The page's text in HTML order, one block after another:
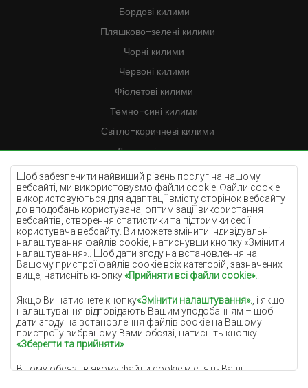
Щоб забезпечити найвищий рівень послуг на нашому
вебсайті, ми використовуємо файли cookie. Файли cookie
використовуються для адаптації вмісту сторінок вебсайту
до вподобань користувача, оптимізації використання
вебсайтів, створення статистики та підтримки сесії
користувача вебсайту. Ви можете змінити індивідуальні
налаштування файлів cookie, натиснувши кнопку «Змінити
налаштування».. Щоб дати згоду на встановлення на
Вашому пристрої файлів cookie всіх категорій, зазначених
вище, натисніть кнопку«Прийняти всі файли cookie».
Якщо Ви натиснете кнопку«Змінити налаштування». , і якщо
налаштування відповідають Вашим уподобанням – щоб
дати згоду на встановлення файлів cookie на Вашому
пристрої у вибраному Вами обсязі, натисніть кнопку
«Зберегти та прийняти».
В тому обсязі, в якому файли cookie містять Ваші
Бордові килими
Пляшково-зелені килими
Чорні килими
Червоні килими
Фіолетові килими
Темно-сині килими
Світло-коричневі килими
Лососеві килими
Кремові килими
Бузкові килими
Жовті килими
М'ятні килими
Блакитні килими
Помаранчеві килими
Сірі покриття
Теракотові покриття
Зелені покриття
Золоті покриття